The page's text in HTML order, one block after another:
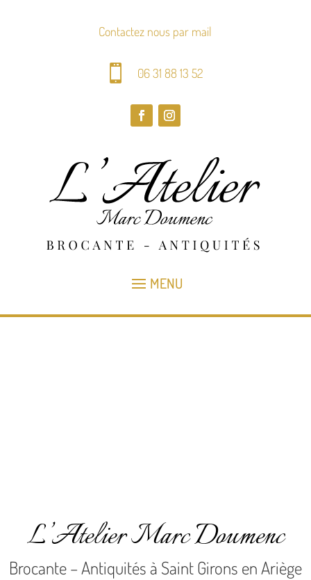
Contactez nous par mail
 06 31 88 13 52
L’Atelier Marc Doumenc
Brocante – Antiquités à Saint Girons en Ariège